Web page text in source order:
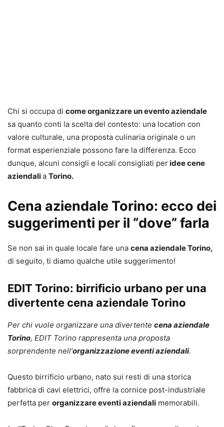
Chi si occupa di come organizzare un evento aziendale
sa quanto conti la scelta del contesto: una location con
valore culturale, una proposta culinaria originale o un
format esperienziale possono fare la differenza. Ecco
dunque, alcuni consigli e locali consigliati peridee cene
aziendalia Torino.
Cena aziendale Torino: ecco dei
suggerimenti per il “dove” farla
Se non sai in quale locale fare una cena aziendale Torino,
di seguito, ti diamo qualche utile suggerimento!
EDIT Torino: birrificio urbano per una
divertente cena aziendale Torino
Per chi vuole organizzare una divertente cena aziendale
Torino, EDIT Torino rappresenta una proposta
sorprendente nell’organizzazione eventi aziendali.
Questo birrificio urbano, nato sui resti di una storica
fabbrica di cavi elettrici, offre la cornice post-industriale
perfetta per organizzare eventi aziendali memorabili.